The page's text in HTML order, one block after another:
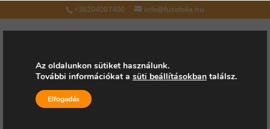
+36204007400 info@futofolia.hu
Válasszon oldalt
Az oldalunkon sütiket használunk.
További információkat a süti beállításokban találsz.
Elfogadás